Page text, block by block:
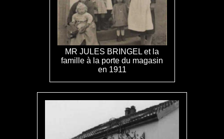
MR JULES BRINGEL et la
famille à la porte du magasin
en 1911